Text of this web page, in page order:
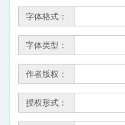
字体格式：
字体类型：
作者版权：
授权形式：